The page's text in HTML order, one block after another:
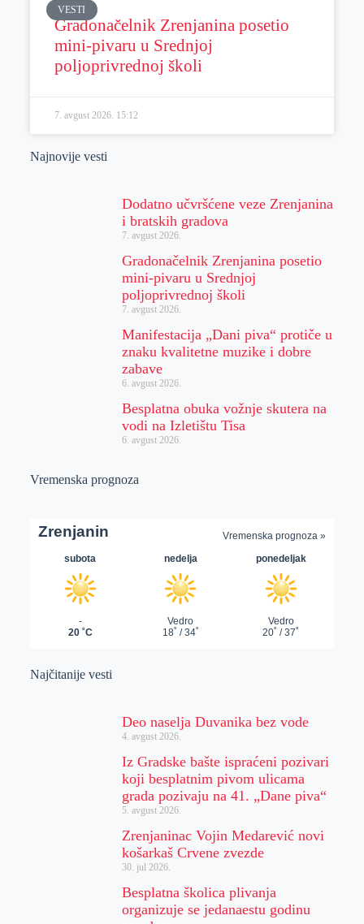
VESTI
Gradonačelnik Zrenjanina posetio
mini-pivaru u Srednjoj
poljoprivrednoj školi
7. avgust 2026. 15:12
Najnovije vesti
Dodatno učvršćene veze Zrenjanina
i bratskih gradova
7. avgust 2026.
Gradonačelnik Zrenjanina posetio
mini-pivaru u Srednjoj
poljoprivrednoj školi
7. avgust 2026.
Manifestacija „Dani piva“ protiče u
znaku kvalitetne muzike i dobre
zabave
6. avgust 2026.
Besplatna obuka vožnje skutera na
vodi na Izletištu Tisa
6. avgust 2026.
Vremenska prognoza
Najčitanije vesti
Deo naselja Duvanika bez vode
4. avgust 2026.
Iz Gradske bašte ispraćeni pozivari
koji besplatnim pivom ulicama
grada pozivaju na 41. „Dane piva“
5. avgust 2026.
Zrenjaninac Vojin Medarević novi
košarkaš Crvene zvezde
30. jul 2026.
Besplatna školica plivanja
organizuje se jedanaestu godinu